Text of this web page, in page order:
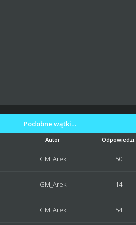
Podobne wątki…
Autor Odpowiedzi:
GM_Arek 50
GM_Arek 14
GM_Arek 54